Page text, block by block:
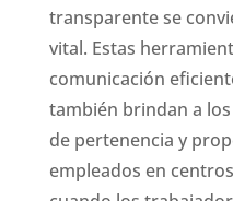
transparente se
vital. Estas
comunicación
también brindan a
de pertenencia y
empleados en